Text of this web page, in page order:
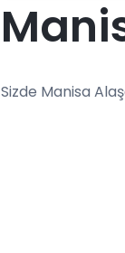
Sizde Manisa